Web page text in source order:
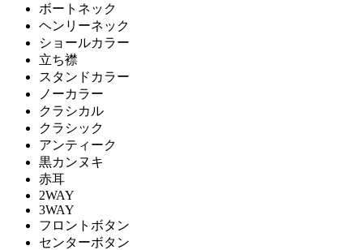
ボートネック
ヘンリーネック
ショールカラー
立ち襟
スタンドカラー
ノーカラー
クラシカル
クラシック
アンティーク
黒カンヌキ
赤耳
2WAY
3WAY
フロントボタン
センターボタン